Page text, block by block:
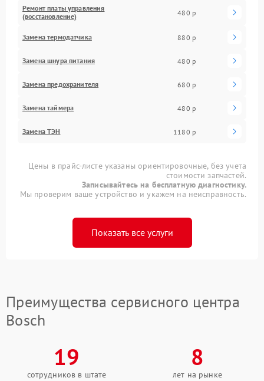
Ремонт платы управления
(восстановление)
480 р
Замена термодатчика 880 р
Замена шнура питания 480 р
Замена предохранителя 680 р
Замена таймера 480 р
Замена ТЭН 1180 р
Цены в прайс-листе указаны ориентировочные, без учета
стоимости запчастей.
Записывайтесь на бесплатную диагностику.
Мы проверим ваше устройство и укажем на неисправность.
Показать все услуги
Преимущества сервисного центра
Bosch
19
сотрудников в штате
8
лет на рынке